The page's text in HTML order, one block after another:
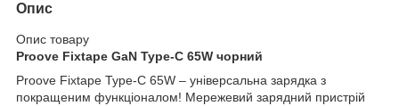
Опис
Опис товару
Proove Fixtape GaN Type-C 65W чорний
Proove Fixtape Type-C 65W – універсальна зарядка з
покращеним функціоналом! Мережевий зарядний пристрій